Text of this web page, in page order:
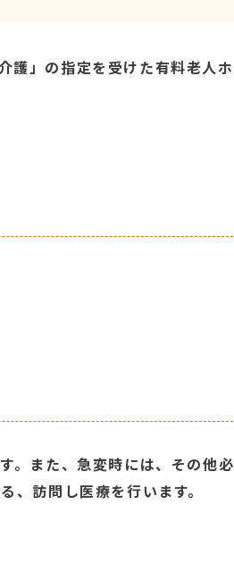
護」の指定を受けた有料老人ホ
。また、急変時には、その他必
訪問し医療を行います。